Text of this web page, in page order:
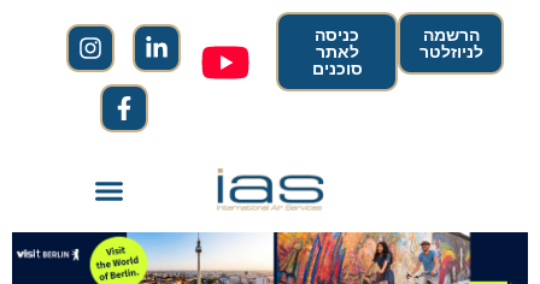
הרשמה
לניוזלטר
כניסה
לאתר
סוכנים